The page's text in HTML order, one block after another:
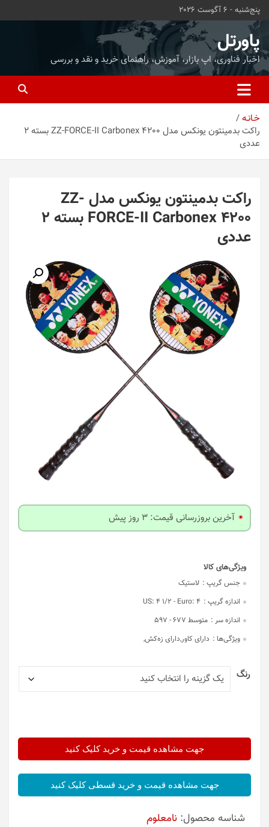
محتوا
بروید
پنج‌شنبه - 6 آگوست 2026
پاورتل
اخبار فناوری، اپ بازار، آموزش، راهنمای خرید و نقد و بررسی
خـانـه
راکت بدمینتون یونکس مدل ZZ-FORCE-II Carbonex 4200 بسته 2
عددی
راکت بدمینتون یونکس مدل ZZ-
FORCE-II Carbonex 4200 بسته 2
عددی
آخرین بروزرسانی قیمت: 3 روز پیش
جنس گریپ : لاستیک
اندازه گریپ : US: 4 1/2 - Euro: 4
اندازه سر : متوسط 677 - 597
ویژگی‌ها : دارای کاور,دارای زه‌کش,
رنگ
جهت مشاهده قیمت و خرید کلیک کنید
جهت مشاهده قیمت و خرید قسطی کلیک کنید
شناسه محصول: نامعلوم